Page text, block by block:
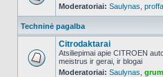
NO_UNREAD_POSTS
Moderatoriai: Saulynas
Techninė pagalba
NO_UNREAD_POSTS
Citrodaktarai
Atsiliepimai apie CITROEN
meistrus ir gerai, ir blogai
Moderatoriai: Saulynas